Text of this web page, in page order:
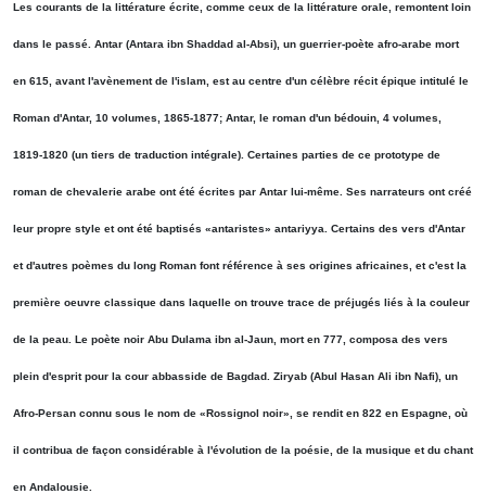
Les courants de la littérature écrite, comme ceux de la littérature orale, remontent loin
dans le passé. Antar (Antara ibn Shaddad al-Absi), un guerrier-poète afro-arabe mort
en 615, avant l'avènement de l'islam, est au centre d'un célèbre récit épique intitulé le
Roman d'Antar, 10 volumes, 1865-1877; Antar, le roman d'un bédouin, 4 volumes,
1819-1820 (un tiers de traduction intégrale). Certaines parties de ce prototype de
roman de chevalerie arabe ont été écrites par Antar lui-même. Ses narrateurs ont créé
leur propre style et ont été baptisés «antaristes» antariyya. Certains des vers d'Antar
et d'autres poèmes du long Roman font référence à ses origines africaines, et c'est la
première oeuvre classique dans laquelle on trouve trace de préjugés liés à la couleur
de la peau. Le poète noir Abu Dulama ibn al-Jaun, mort en 777, composa des vers
plein d'esprit pour la cour abbasside de Bagdad. Ziryab (Abul Hasan Ali ibn Nafi), un
Afro-Persan connu sous le nom de «Rossignol noir», se rendit en 822 en Espagne, où
il contribua de façon considérable à l'évolution de la poésie, de la musique et du chant
en Andalousie.